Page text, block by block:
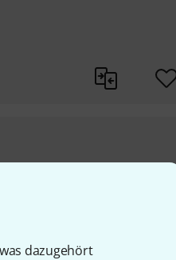
dazugehört